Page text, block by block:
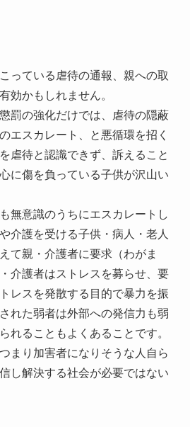
っている虐待の通報、親への取
効かもしれません。
罰の強化だけでは、虐待の隠蔽
エスカレート、と悪循環を招く
虐待と認識できず、訴えること
に傷を負っている子供が沢山い
無意識のうちにエスカレートし
介護を受ける子供・病人・老人
て親・介護者に要求（わがま
介護者はストレスを募らせ、要
レスを発散する目的で暴力を振
れた弱者は外部への発信力も弱
れることもよくあることです。
まり加害者になりそうな人自ら
し解決する社会が必要ではない